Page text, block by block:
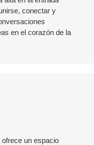
conectar y
en el corazón de la
ofrece un espacio